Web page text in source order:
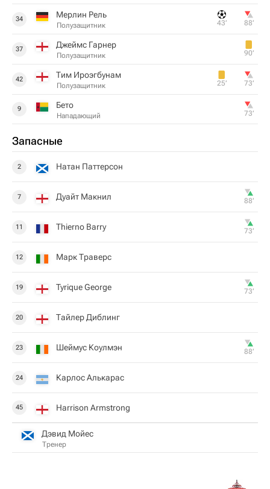
34 Мерлин Рель
Полузащитник 43‎’‎ 88‎’‎
37 Джеймс Гарнер
Полузащитник 90‎’‎
42 Тим Ироэгбунам
Полузащитник 25‎’‎ 73‎’‎
9 Бето
Нападающий 73‎’‎
Запасные
2 Натан Паттерсон
7 Дуайт Макнил 88‎’‎
11 Thierno Barry 73‎’‎
12 Марк Траверс
19 Tyrique George 73‎’‎
20 Тайлер Диблинг
23 Шеймус Коулмэн 88‎’‎
24 Карлос Алькарас
45 Harrison Armstrong
Дэвид Мойес
Тренер